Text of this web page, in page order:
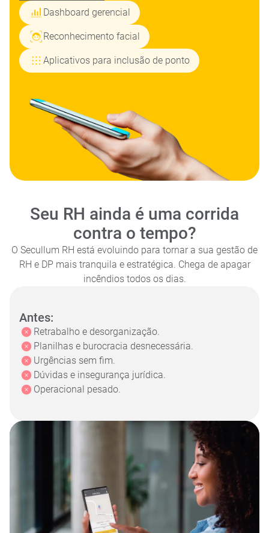
Dashboard gerencial
Reconhecimento facial
Aplicativos para inclusão de ponto
Seu RH ainda é uma corrida
contra o tempo?
O Secullum RH está evoluindo para tornar a sua gestão de
RH e DP mais tranquila e estratégica. Chega de apagar
incêndios todos os dias.
Antes:
Retrabalho e desorganização.
Planilhas e burocracia desnecessária.
Urgências sem fim.
Dúvidas e insegurança jurídica.
Operacional pesado.